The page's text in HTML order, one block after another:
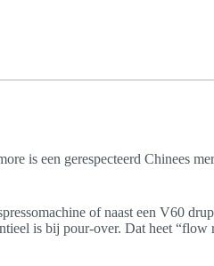
is een gerespecteerd Chinees
of naast een V60
is bij pour-over. Dat heet